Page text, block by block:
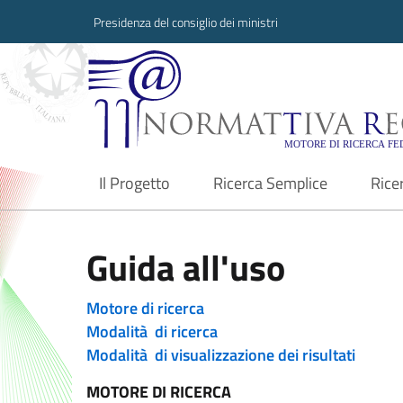
Presidenza del consiglio dei ministri
Normattiva
Il Progetto
current Ricerca Semplice
Guida all'uso
Motore di ricerca
Modalità di ricerca
Modalità di visualizzazione dei risultati
MOTORE DI RICERCA